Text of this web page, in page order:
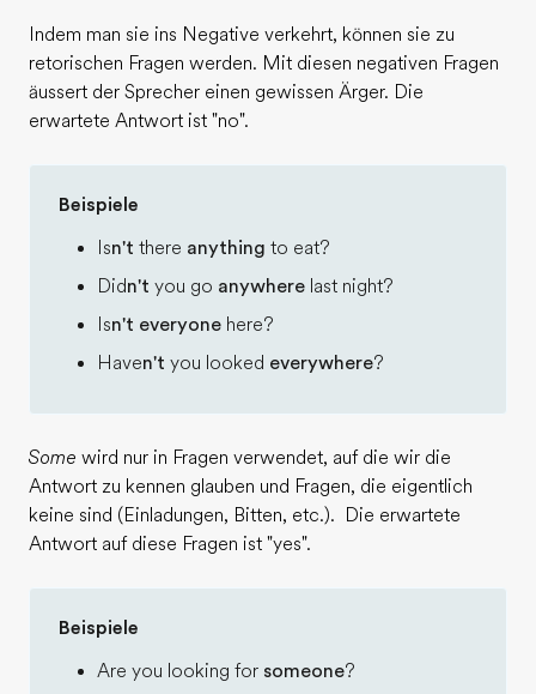
Indem man sie ins Negative verkehrt, können sie zu
retorischen Fragen werden. Mit diesen negativen Fragen
äussert der Sprecher einen gewissen Ärger. Die
erwartete Antwort ist "no".
Beispiele
Isn't there anything to eat?
Didn't you go anywhere last night?
Isn't everyone here?
Haven't you looked everywhere?
Some wird nur in Fragen verwendet, auf die wir die
Antwort zu kennen glauben und Fragen, die eigentlich
keine sind (Einladungen, Bitten, etc.). Die erwartete
Antwort auf diese Fragen ist "yes".
Beispiele
Are you looking for someone?